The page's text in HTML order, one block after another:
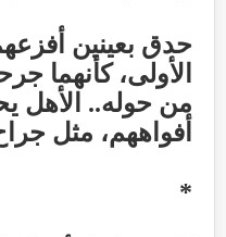
حدق بعينين
الأولى، كأنهما
من حوله.. الأهل
أفواههم، مثل
*